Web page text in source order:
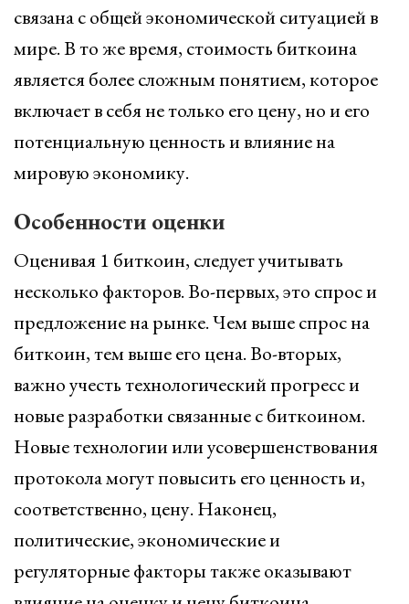
связана с общей экономической ситуацией в
мире. В то же время, стоимость биткоина
является более сложным понятием, которое
включает в себя не только его цену, но и его
потенциальную ценность и влияние на
мировую экономику.
Особенности оценки
Оценивая 1 биткоин, следует учитывать
несколько факторов. Во-первых, это спрос и
предложение на рынке. Чем выше спрос на
биткоин, тем выше его цена. Во-вторых,
важно учесть технологический прогресс и
новые разработки связанные с биткоином.
Новые технологии или усовершенствования
протокола могут повысить его ценность и,
соответственно, цену. Наконец,
политические, экономические и
регуляторные факторы также оказывают